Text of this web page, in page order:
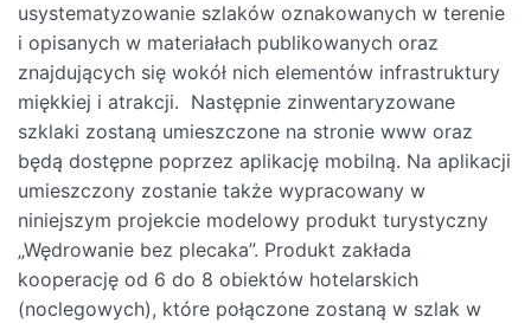
usystematyzowanie szlaków oznakowanych w terenie
i opisanych w materiałach publikowanych oraz
znajdujących się wokół nich elementów infrastruktury
miękkiej i atrakcji. Następnie zinwentaryzowane
szklaki zostaną umieszczone na stronie www oraz
będą dostępne poprzez aplikację mobilną. Na aplikacji
umieszczony zostanie także wypracowany w
niniejszym projekcie modelowy produkt turystyczny
„Wędrowanie bez plecaka”. Produkt zakłada
kooperację od 6 do 8 obiektów hotelarskich
(noclegowych), które połączone zostaną w szlak w